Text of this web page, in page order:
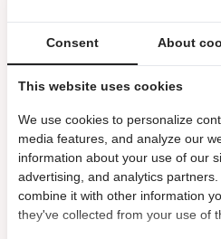
onderdelen kun je het
en een duidelijke
de slag kunt. Vraag een
dit maakt de opbouw niet alleen
Een stevige fundering is
constructie. Zorg voor een
gewapend beton, die minimaal
grond uitsteekt en 2
van het tuinhuis. Hiermee
Consent About
This website uses cookies
We use cookies to personalize
media features, and analyze our
information about your use of our
advertising, and analytics
combine it with other information
they've collected from your use of